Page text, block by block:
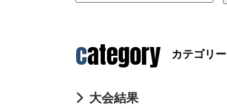
category カテゴリー
大会結果